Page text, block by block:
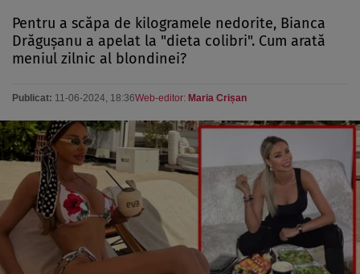
Pentru a scăpa de kilogramele nedorite, Bianca
Drăgușanu a apelat la "dieta colibri". Cum arată
meniul zilnic al blondinei?
Publicat: 11-06-2024, 18:36Web-editor: Maria Crișan